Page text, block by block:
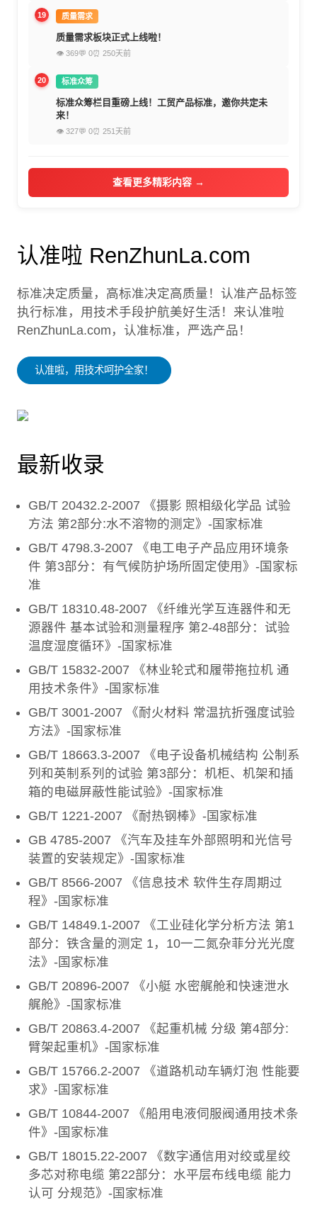
19 质量需求
质量需求板块正式上线啦！
👁 369💬 0⏰ 250天前
20 标准众筹
标准众筹栏目重磅上线！工贸产品标准，邀你共定未
来！
👁 327💬 0⏰ 251天前
查看更多精彩内容 →
认准啦 RenZhunLa.com
标准决定质量，高标准决定高质量！认准产品标签
执行标准，用技术手段护航美好生活！来认准啦
RenZhunLa.com，认准标准，严选产品！
认准啦，用技术呵护全家！
最新收录
GB/T 20432.2-2007 《摄影 照相级化学品 试验
方法 第2部分:水不溶物的测定》-国家标准
GB/T 4798.3-2007 《电工电子产品应用环境条
件 第3部分：有气候防护场所固定使用》-国家标
准
GB/T 18310.48-2007 《纤维光学互连器件和无
源器件 基本试验和测量程序 第2-48部分：试验
温度湿度循环》-国家标准
GB/T 15832-2007 《林业轮式和履带拖拉机 通
用技术条件》-国家标准
GB/T 3001-2007 《耐火材料 常温抗折强度试验
方法》-国家标准
GB/T 18663.3-2007 《电子设备机械结构 公制系
列和英制系列的试验 第3部分：机柜、机架和插
箱的电磁屏蔽性能试验》-国家标准
GB/T 1221-2007 《耐热钢棒》-国家标准
GB 4785-2007 《汽车及挂车外部照明和光信号
装置的安装规定》-国家标准
GB/T 8566-2007 《信息技术 软件生存周期过
程》-国家标准
GB/T 14849.1-2007 《工业硅化学分析方法 第1
部分：铁含量的测定 1，10一二氮杂菲分光光度
法》-国家标准
GB/T 20896-2007 《小艇 水密艉舱和快速泄水
艉舱》-国家标准
GB/T 20863.4-2007 《起重机械 分级 第4部分:
臂架起重机》-国家标准
GB/T 15766.2-2007 《道路机动车辆灯泡 性能要
求》-国家标准
GB/T 10844-2007 《船用电液伺服阀通用技术条
件》-国家标准
GB/T 18015.22-2007 《数字通信用对绞或星绞
多芯对称电缆 第22部分：水平层布线电缆 能力
认可 分规范》-国家标准